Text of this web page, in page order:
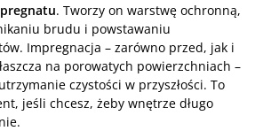
. Tworzy on warstwę ochronną,
brudu i powstawaniu
Impregnacja – zarówno przed, jak i
na porowatych powierzchniach –
czystości w przyszłości. To
jeśli chcesz, żeby wnętrze długo